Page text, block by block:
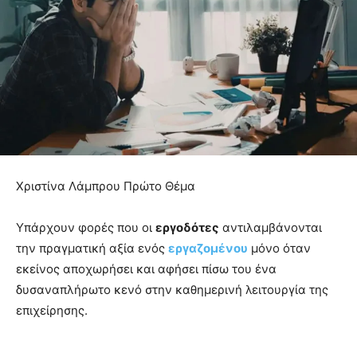
Χριστίνα Λάμπρου Πρώτο Θέμα
Υπάρχουν φορές που οι εργοδότες αντιλαμβάνονται
την πραγματική αξία ενός εργαζομένου μόνο όταν
εκείνος αποχωρήσει και αφήσει πίσω του ένα
δυσαναπλήρωτο κενό στην καθημερινή λειτουργία της
επιχείρησης.